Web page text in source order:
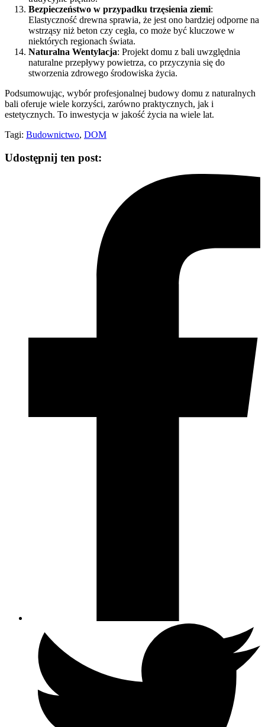
Bezpieczeństwo w przypadku trzęsienia ziemi:
Elastyczność drewna sprawia, że jest ono bardziej odporne na
wstrząsy niż beton czy cegła, co może być kluczowe w
niektórych regionach świata.
Naturalna Wentylacja: Projekt domu z bali uwzględnia
naturalne przepływy powietrza, co przyczynia się do
stworzenia zdrowego środowiska życia.
Podsumowując, wybór profesjonalnej budowy domu z naturalnych
bali oferuje wiele korzyści, zarówno praktycznych, jak i
estetycznych. To inwestycja w jakość życia na wiele lat.
Tagi: Budownictwo, DOM
Udostępnij ten post: